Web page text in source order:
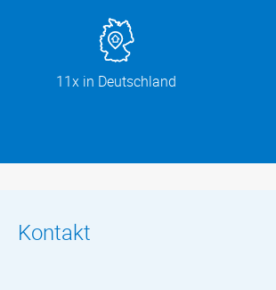
11x in Deutschland
Kontakt